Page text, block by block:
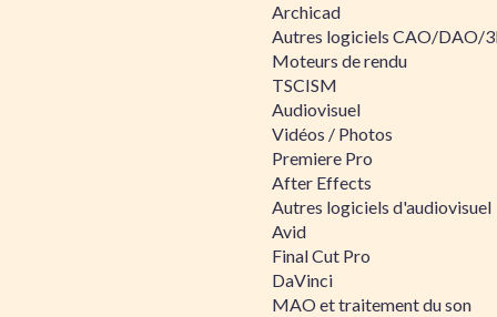
Archicad
Autres logiciels CAO/DAO/
Moteurs de rendu
TSCISM
Audiovisuel
Vidéos / Photos
Premiere Pro
After Effects
Autres logiciels d'audiovisuel
Avid
Final Cut Pro
DaVinci
MAO et traitement du son